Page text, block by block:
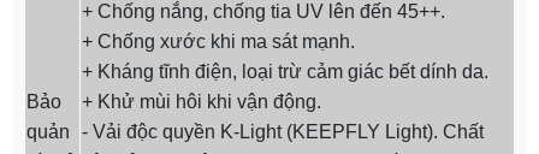
Bảo
quản
+ Chống nắng, chống tia UV lên đến 45++.
+ Chống xước khi ma sát mạnh.
+ Kháng tĩnh điện, loại trừ cảm giác bết dính da.
+ Khử mùi hôi khi vận động.
- Vải độc quyền K-Light (KEEPFLY Light). Chất